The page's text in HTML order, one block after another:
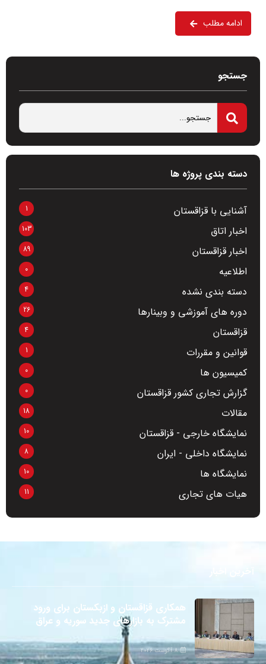
ادامه مطلب
جستجو
دسته بندی پروژه ها
آشنایی با قزاقستان 1
اخبار اتاق 103
اخبار قزاقستان 89
اطلاعیه 0
دسته بندی نشده 4
دوره های آموزشی و وبینارها 26
قزاقستان 4
قوانین و مقررات 1
کمیسیون ها 0
گزارش تجاری کشور قزاقستان 0
مقالات 18
نمایشگاه خارجی - قزاقستان 10
نمایشگاه داخلی - ایران 8
نمایشگاه ها 10
هیات های تجاری 11
همکاری قزاقستان و ازبکستان برای ورود
مشترک به بازارهای جدید سوریه و عراق
8 آگوست 2026